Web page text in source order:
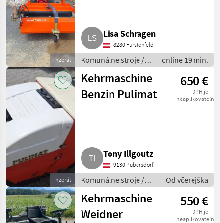
Inzerát
Lisa Schragen
8280 Fürstenfeld
Komunálne stroje /
Zametací stroj
online 19 min.
Inzerát
Kehrmaschine
Benzin Pulimat
650 €
DPH je
neaplikovateľné
Tony Illgoutz
9130 Pubersdorf
Komunálne stroje /
Zametací stroj
Od včerejška
Kehrmaschine
Weidner
550 €
DPH je
neaplikovateľné